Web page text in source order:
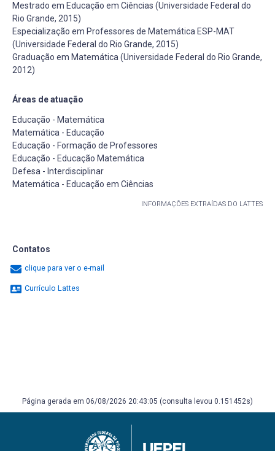
Mestrado em Educação em Ciências (Universidade Federal do
Rio Grande, 2015)
Especialização em Professores de Matemática ESP-MAT
(Universidade Federal do Rio Grande, 2015)
Graduação em Matemática (Universidade Federal do Rio Grande,
2012)
Áreas de atuação
Educação - Matemática
Matemática - Educação
Educação - Formação de Professores
Educação - Educação Matemática
Defesa - Interdisciplinar
Matemática - Educação em Ciências
INFORMAÇÕES EXTRAÍDAS DO LATTES
Contatos
clique para ver o e-mail
Currículo Lattes
Página gerada em 06/08/2026 20:43:05 (consulta levou 0.151452s)